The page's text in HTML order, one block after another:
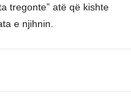
tregonte” atë që kishte
e njihnin.